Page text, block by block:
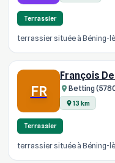
Terrassier
terrassier située à Béning-
FR
François
Betting
13 km
Terrassier
terrassier située à Béning-